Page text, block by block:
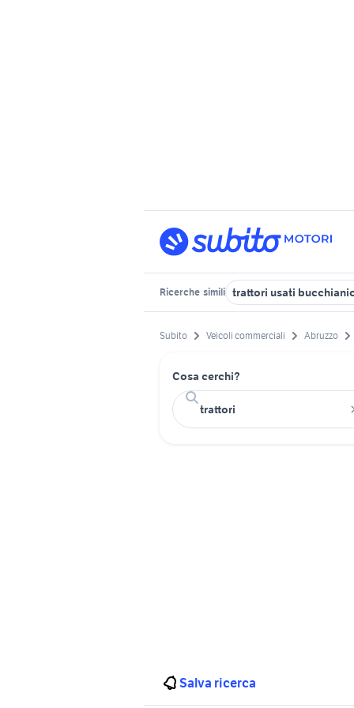
Ricerche simili trattori usati
Subito Veicoli commerciali Abruzzo
Cosa cerchi?
Salva ricerca